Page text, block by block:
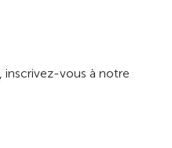
inscrivez-vous à notre